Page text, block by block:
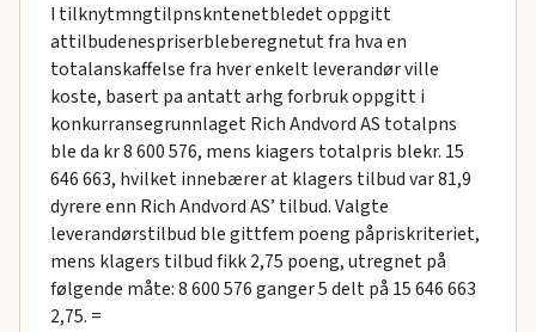
I tilknytmngtilpnskntenetbledet oppgitt
attilbudenespriserbleberegnetut fra hva en
totalanskaffelse fra hver enkelt leverandør ville
koste, basert pa antatt arhg forbruk oppgitt i
konkurransegrunnlaget Rich Andvord AS totalpns
ble da kr 8 600 576, mens kiagers totalpris blekr. 15
646 663, hvilket innebærer at klagers tilbud var 81,9
dyrere enn Rich Andvord AS’ tilbud. Valgte
leverandørstilbud ble gittfem poeng påpriskriteriet,
mens klagers tilbud fikk 2,75 poeng, utregnet på
følgende måte: 8 600 576 ganger 5 delt på 15 646 663
2,75. =